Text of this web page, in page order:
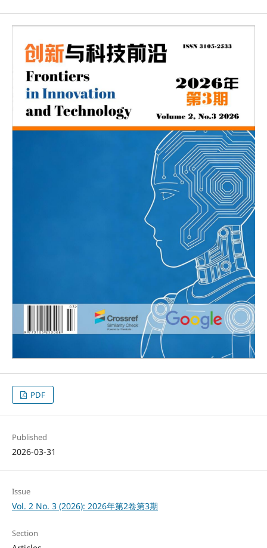
PDF
Published
2026-03-31
Issue
Vol. 2 No. 3 (2026): 2026年第2卷第3期
Section